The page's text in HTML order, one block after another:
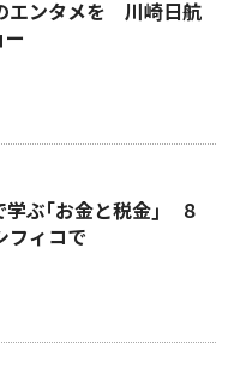
エンタメを 川崎日航
ー
ぶ｢お金と税金｣ ８
フィコで